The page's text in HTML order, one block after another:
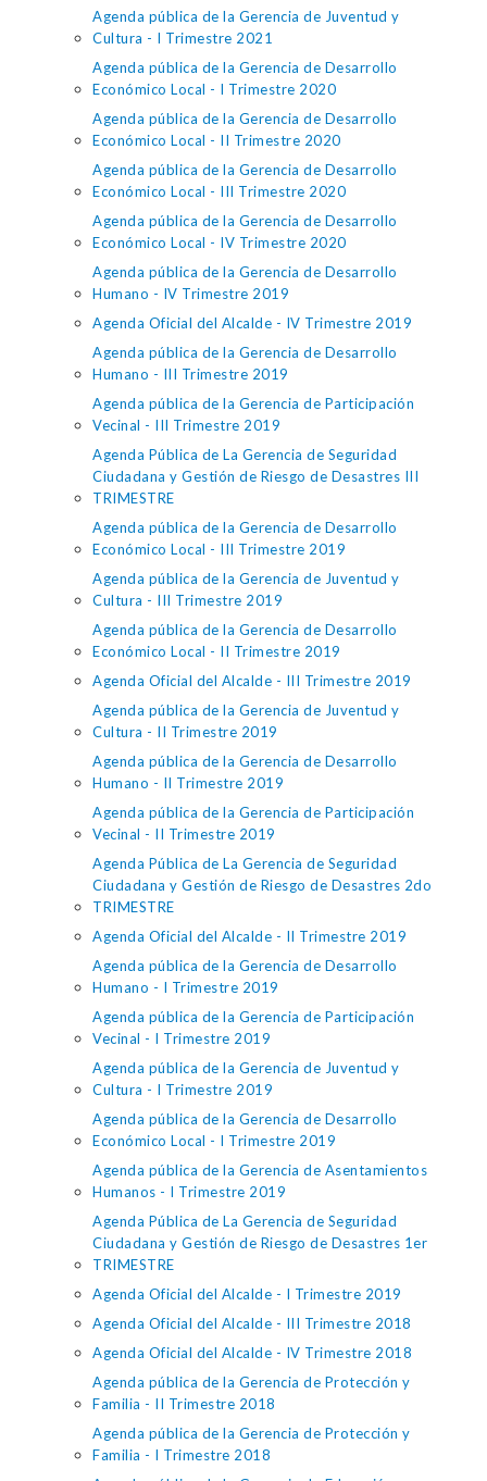
Agenda pública de la Gerencia de Juventud y
Cultura - I Trimestre 2021
Agenda pública de la Gerencia de Desarrollo
Económico Local - I Trimestre 2020
Agenda pública de la Gerencia de Desarrollo
Económico Local - II Trimestre 2020
Agenda pública de la Gerencia de Desarrollo
Económico Local - III Trimestre 2020
Agenda pública de la Gerencia de Desarrollo
Económico Local - IV Trimestre 2020
Agenda pública de la Gerencia de Desarrollo
Humano - IV Trimestre 2019
Agenda Oficial del Alcalde - IV Trimestre 2019
Agenda pública de la Gerencia de Desarrollo
Humano - III Trimestre 2019
Agenda pública de la Gerencia de Participación
Vecinal - III Trimestre 2019
Agenda Pública de La Gerencia de Seguridad
Ciudadana y Gestión de Riesgo de Desastres III
TRIMESTRE
Agenda pública de la Gerencia de Desarrollo
Económico Local - III Trimestre 2019
Agenda pública de la Gerencia de Juventud y
Cultura - III Trimestre 2019
Agenda pública de la Gerencia de Desarrollo
Económico Local - II Trimestre 2019
Agenda Oficial del Alcalde - III Trimestre 2019
Agenda pública de la Gerencia de Juventud y
Cultura - II Trimestre 2019
Agenda pública de la Gerencia de Desarrollo
Humano - II Trimestre 2019
Agenda pública de la Gerencia de Participación
Vecinal - II Trimestre 2019
Agenda Pública de La Gerencia de Seguridad
Ciudadana y Gestión de Riesgo de Desastres 2do
TRIMESTRE
Agenda Oficial del Alcalde - II Trimestre 2019
Agenda pública de la Gerencia de Desarrollo
Humano - I Trimestre 2019
Agenda pública de la Gerencia de Participación
Vecinal - I Trimestre 2019
Agenda pública de la Gerencia de Juventud y
Cultura - I Trimestre 2019
Agenda pública de la Gerencia de Desarrollo
Económico Local - I Trimestre 2019
Agenda pública de la Gerencia de Asentamientos
Humanos - I Trimestre 2019
Agenda Pública de La Gerencia de Seguridad
Ciudadana y Gestión de Riesgo de Desastres 1er
TRIMESTRE
Agenda Oficial del Alcalde - I Trimestre 2019
Agenda Oficial del Alcalde - III Trimestre 2018
Agenda Oficial del Alcalde - IV Trimestre 2018
Agenda pública de la Gerencia de Protección y
Familia - II Trimestre 2018
Agenda pública de la Gerencia de Protección y
Familia - I Trimestre 2018